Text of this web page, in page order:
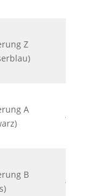
Z
A
482KB
B
482KB